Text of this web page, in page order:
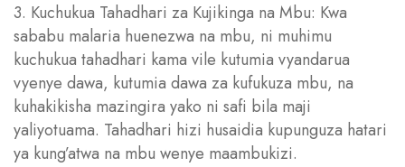
3. Kuchukua Tahadhari za Kujikinga na Mbu: Kwa
sababu malaria huenezwa na mbu, ni muhimu
kuchukua tahadhari kama vile kutumia vyandarua
vyenye dawa, kutumia dawa za kufukuza mbu, na
kuhakikisha mazingira yako ni safi bila maji
yaliyotuama. Tahadhari hizi husaidia kupunguza hatari
ya kung’atwa na mbu wenye maambukizi.